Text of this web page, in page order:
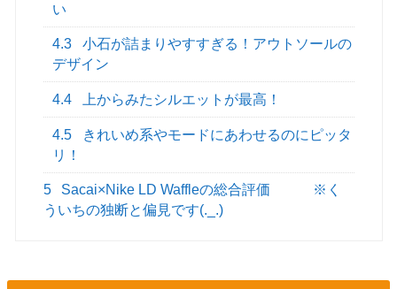
い
4.3
小石が詰まりやすすぎる！アウトソールの
デザイン
4.4 上からみたシルエットが最高！
4.5
きれいめ系やモードにあわせるのにピッタ
リ！
5
Sacai×Nike LD Waffleの総合評価 ※く
ういちの独断と偏見です(._.)